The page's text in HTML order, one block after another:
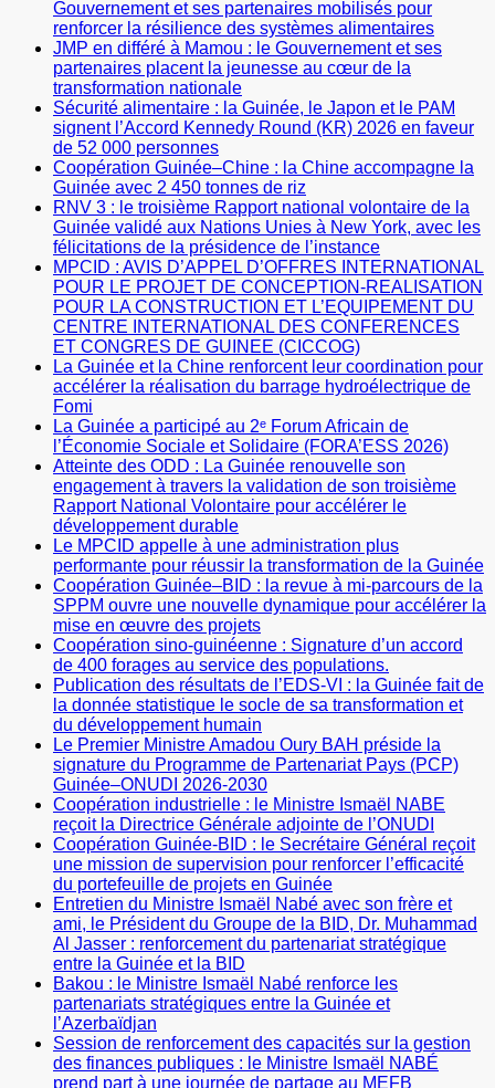
Gouvernement et ses partenaires mobilisés pour
renforcer la résilience des systèmes alimentaires
JMP en différé à Mamou : le Gouvernement et ses
partenaires placent la jeunesse au cœur de la
transformation nationale
Sécurité alimentaire : la Guinée, le Japon et le PAM
signent l’Accord Kennedy Round (KR) 2026 en faveur
de 52 000 personnes
Coopération Guinée–Chine : la Chine accompagne la
Guinée avec 2 450 tonnes de riz
RNV 3 : le troisième Rapport national volontaire de la
Guinée validé aux Nations Unies à New York, avec les
félicitations de la présidence de l’instance
MPCID : AVIS D’APPEL D’OFFRES INTERNATIONAL
POUR LE PROJET DE CONCEPTION-REALISATION
POUR LA CONSTRUCTION ET L’EQUIPEMENT DU
CENTRE INTERNATIONAL DES CONFERENCES
ET CONGRES DE GUINEE (CICCOG)
La Guinée et la Chine renforcent leur coordination pour
accélérer la réalisation du barrage hydroélectrique de
Fomi
La Guinée a participé au 2ᵉ Forum Africain de
l’Économie Sociale et Solidaire (FORA’ESS 2026)
Atteinte des ODD : La Guinée renouvelle son
engagement à travers la validation de son troisième
Rapport National Volontaire pour accélérer le
développement durable
Le MPCID appelle à une administration plus
performante pour réussir la transformation de la Guinée
Coopération Guinée–BID : la revue à mi-parcours de la
SPPM ouvre une nouvelle dynamique pour accélérer la
mise en œuvre des projets
Coopération sino-guinéenne : Signature d’un accord
de 400 forages au service des populations.
Publication des résultats de l’EDS-VI : la Guinée fait de
la donnée statistique le socle de sa transformation et
du développement humain
Le Premier Ministre Amadou Oury BAH préside la
signature du Programme de Partenariat Pays (PCP)
Guinée–ONUDI 2026-2030
Coopération industrielle : le Ministre Ismaël NABE
reçoit la Directrice Générale adjointe de l’ONUDI
Coopération Guinée-BID : le Secrétaire Général reçoit
une mission de supervision pour renforcer l’efficacité
du portefeuille de projets en Guinée
Entretien du Ministre Ismaël Nabé avec son frère et
ami, le Président du Groupe de la BID, Dr. Muhammad
Al Jasser : renforcement du partenariat stratégique
entre la Guinée et la BID
Bakou : le Ministre Ismaël Nabé renforce les
partenariats stratégiques entre la Guinée et
l’Azerbaïdjan
Session de renforcement des capacités sur la gestion
des finances publiques : le Ministre Ismaël NABÉ
prend part à une journée de partage au MEFB